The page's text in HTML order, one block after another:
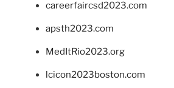
careerfaircsd2023.com
apsth2023.com
MedItRio2023.org
lcicon2023boston.com